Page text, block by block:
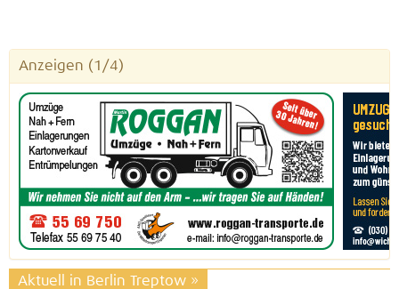
Anzeigen (1/4)
Aktuell in Berlin Treptow »